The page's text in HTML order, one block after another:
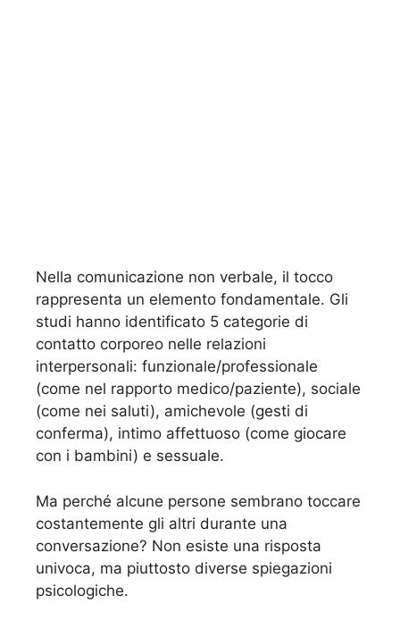
Nella comunicazione non verbale, il tocco
rappresenta un elemento fondamentale. Gli
studi hanno identificato 5 categorie di
contatto corporeo nelle relazioni
interpersonali: funzionale/professionale
(come nel rapporto medico/paziente), sociale
(come nei saluti), amichevole (gesti di
conferma), intimo affettuoso (come giocare
con i bambini) e sessuale.
Ma perché alcune persone sembrano toccare
costantemente gli altri durante una
conversazione? Non esiste una risposta
univoca, ma piuttosto diverse spiegazioni
psicologiche.